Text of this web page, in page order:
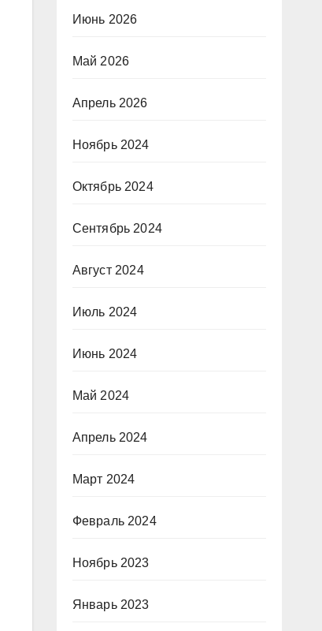
Июнь 2026
Май 2026
Апрель 2026
Ноябрь 2024
Октябрь 2024
Сентябрь 2024
Август 2024
Июль 2024
Июнь 2024
Май 2024
Апрель 2024
Март 2024
Февраль 2024
Ноябрь 2023
Январь 2023